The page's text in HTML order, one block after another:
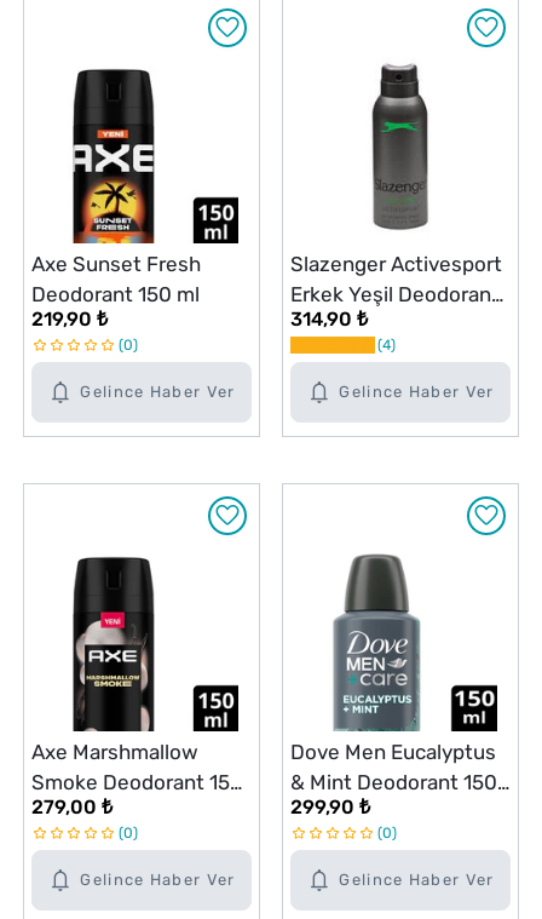
Gelince Haber Ver
Axe Sunset Fresh
Deodorant 150 ml
219,90 ₺
0
Gelince Haber Ver
Slazenger Activesport
Erkek Yeşil Deodorant
150 ml
314,90 ₺
4
Gelince Haber Ver
Axe Marshmallow
Smoke Deodorant 150
ml
279,00 ₺
0
Gelince Haber Ver
Dove Men Eucalyptus
& Mint Deodorant 150
ml
299,90 ₺
0